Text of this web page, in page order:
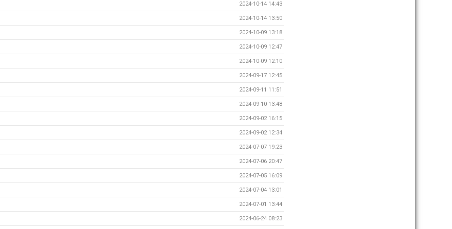
2024-10-14 14:43
2024-10-14 13:50
2024-10-09 13:18
2024-10-09 12:47
2024-10-09 12:10
2024-09-17 12:45
2024-09-11 11:51
2024-09-10 13:48
2024-09-02 16:15
2024-09-02 12:34
2024-07-07 19:23
2024-07-06 20:47
2024-07-05 16:09
2024-07-04 13:01
2024-07-01 13:44
2024-06-24 08:23